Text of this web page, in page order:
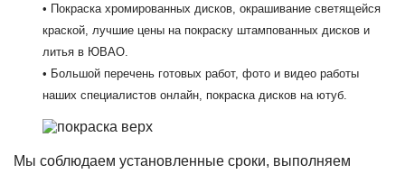
• Покраска хромированных дисков, окрашивание светящейся
краской, лучшие цены на покраску штампованных дисков и
литья в ЮВАО.
• Большой перечень готовых работ, фото и видео работы
наших специалистов онлайн, покраска дисков на ютуб.
Мы соблюдаем установленные сроки, выполняем